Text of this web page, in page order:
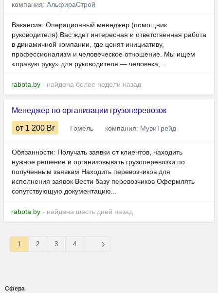
компания: АльфираСтрой
Вакансия: Операционный менеджер (помощник
руководителя) Вас ждет интересная и ответственная работа
в динамичной компании, где ценят инициативу,
профессионализм и человеческое отношение. Мы ищем
«правую руку» для руководителя — человека,...
rabota.by - найдена более недели назад
Менеджер по организации грузоперевозок
от 1 200 Br Гомель компания: МувиТрейд
Обязанности: Получать заявки от клиентов, находить
нужное решение и организовывать грузоперевозки по
полученным заявкам Находить перевозчиков для
исполнения заявок Вести базу перевозчиков Оформлять
сопутствующую документацию...
rabota.by - найдена шесть дней назад
1 2 3 4
Сфера